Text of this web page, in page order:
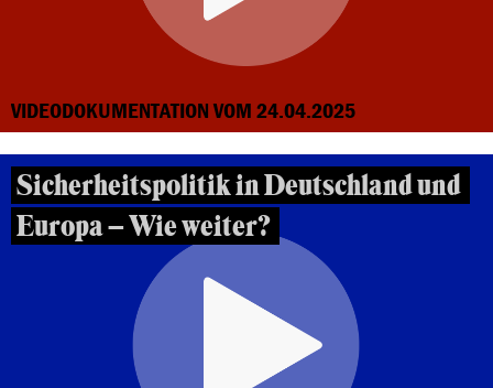
VIDEODOKUMENTATION VOM 24.04.2025
Sicherheitspolitik in Deutschland und
Europa – Wie weiter?